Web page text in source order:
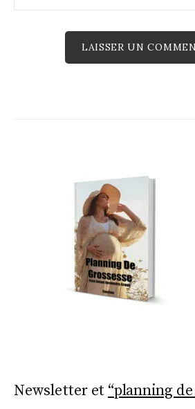
Newsletter et “planning de